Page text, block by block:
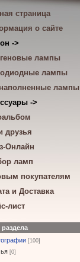
страница
о сайте
->
лампы
лампы
лампы
->
друзья
Онлайн
ламп
покупателям
и Доставка
лист
раздела
[100]
[0]